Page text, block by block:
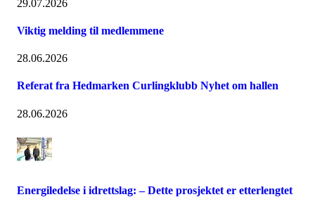
29.07.2026
Viktig melding til medlemmene
28.06.2026
Referat fra Hedmarken Curlingklubb Nyhet om hallen
28.06.2026
Energiledelse i idrettslag: – Dette prosjektet er etterlengtet